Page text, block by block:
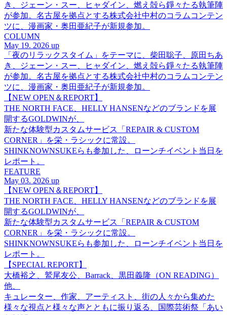
き、ジェーン・スー、ヒャダイン、燃え殻ら錚々たる執筆陣
が参加。名古屋を拠点とする株式会社中村のコラムコンテン
ツに、漫画家・奥田亜紀子が新規参加。
COLUMN
May 19. 2026 up
「夜のリラックスタイム」をテーマに、柴田聡子、原田ちあ
き、ジェーン・スー、ヒャダイン、燃え殻ら錚々たる執筆陣
が参加。名古屋を拠点とする株式会社中村のコラムコンテン
ツに、漫画家・奥田亜紀子が新規参加。
【NEW OPEN＆REPORT】
THE NORTH FACE、HELLY HANSENなどのブランドを展
開するGOLDWINが、
新たな体験型カスタムサービス「REPAIR & CUSTOM
CORNER」を栄・ラシックに常設。
SHINKNOWNSUKEらも参加した、ローンチイベント当日を
レポート。
FEATURE
May 03. 2026 up
【NEW OPEN＆REPORT】
THE NORTH FACE、HELLY HANSENなどのブランドを展
開するGOLDWINが、
新たな体験型カスタムサービス「REPAIR & CUSTOM
CORNER」を栄・ラシックに常設。
SHINKNOWNSUKEらも参加した、ローンチイベント当日を
レポート。
【SPECIAL REPORT】
大橋裕之、鷲尾友公、Barrack、黒田義隆（ON READING）
他、
キュレーター、作家、アーティスト、街の人々から集めた
様々な視点と様々な声とともに振り返る、国際芸術祭「あい